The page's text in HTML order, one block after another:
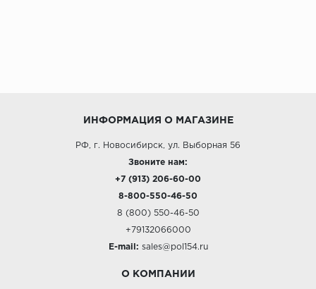
ИНФОРМАЦИЯ О МАГАЗИНЕ
РФ, г. Новосибирск, ул. Выборная 56
Звоните нам:
+7 (913) 206-60-00
8-800-550-46-50
8 (800) 550-46-50
+79132066000
E-mail: sales@pol154.ru
О КОМПАНИИ